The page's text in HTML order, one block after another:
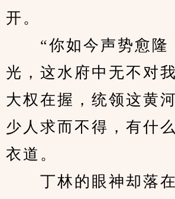
开。
“你如今声势愈隆
光，这水府中无不对
大权在握，统领这黄
少人求而不得，有什
衣道。
丁林的眼神却落在